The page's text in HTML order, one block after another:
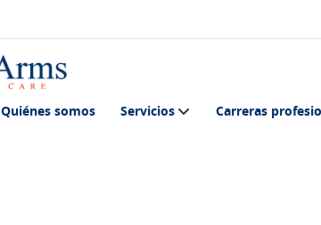
Quiénes somos Servicios Carreras